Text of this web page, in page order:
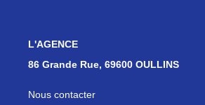
L'AGENCE
86 Grande Rue, 69600 OULLINS
Nous contacter